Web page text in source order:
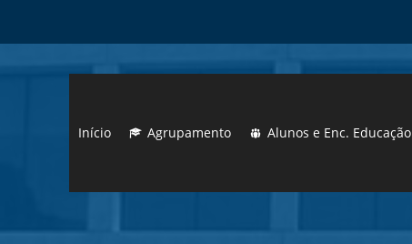
Início Agrupamento Alunos e Enc. Educação